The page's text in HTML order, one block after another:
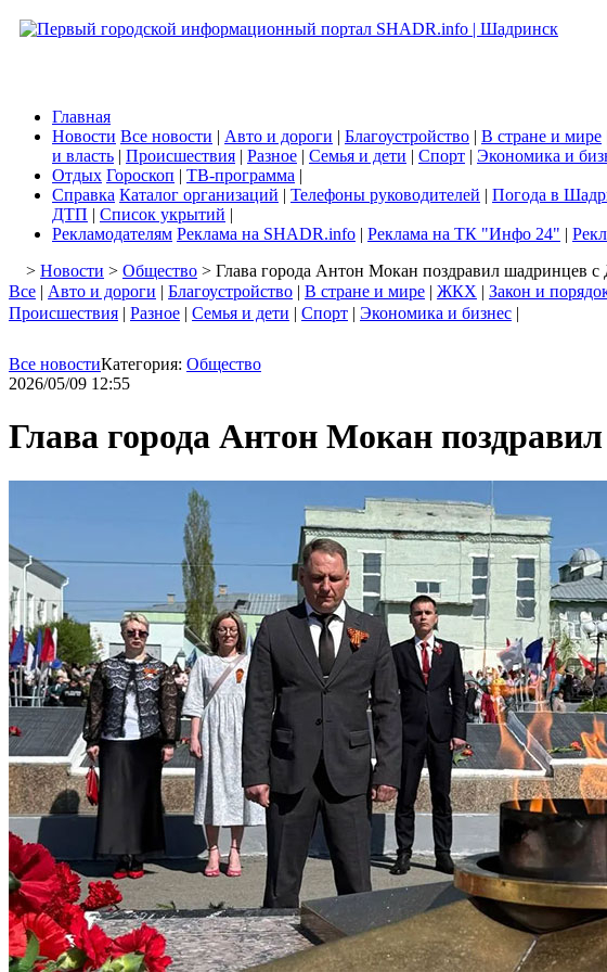
Главная
Новости Все новости | Авто и дороги | Благоустройство | В стране и мире
и власть | Происшествия | Разное | Семья и дети | Спорт | Экономика и
Отдых Гороскоп | ТВ-программа |
Справка Каталог организаций | Телефоны руководителей | Погода в
ДТП | Список укрытий |
Рекламодателям Реклама на SHADR.info | Реклама на ТК "Инфо 24" |
> Новости > Общество > Глава города Антон Мокан поздравил шадринцев
Все | Авто и дороги | Благоустройство | В стране и мире | ЖКХ | Закон и
Происшествия | Разное | Семья и дети | Спорт | Экономика и бизнес |
Все новостиКатегория: Общество
2026/05/09 12:55
Глава города Антон Мокан